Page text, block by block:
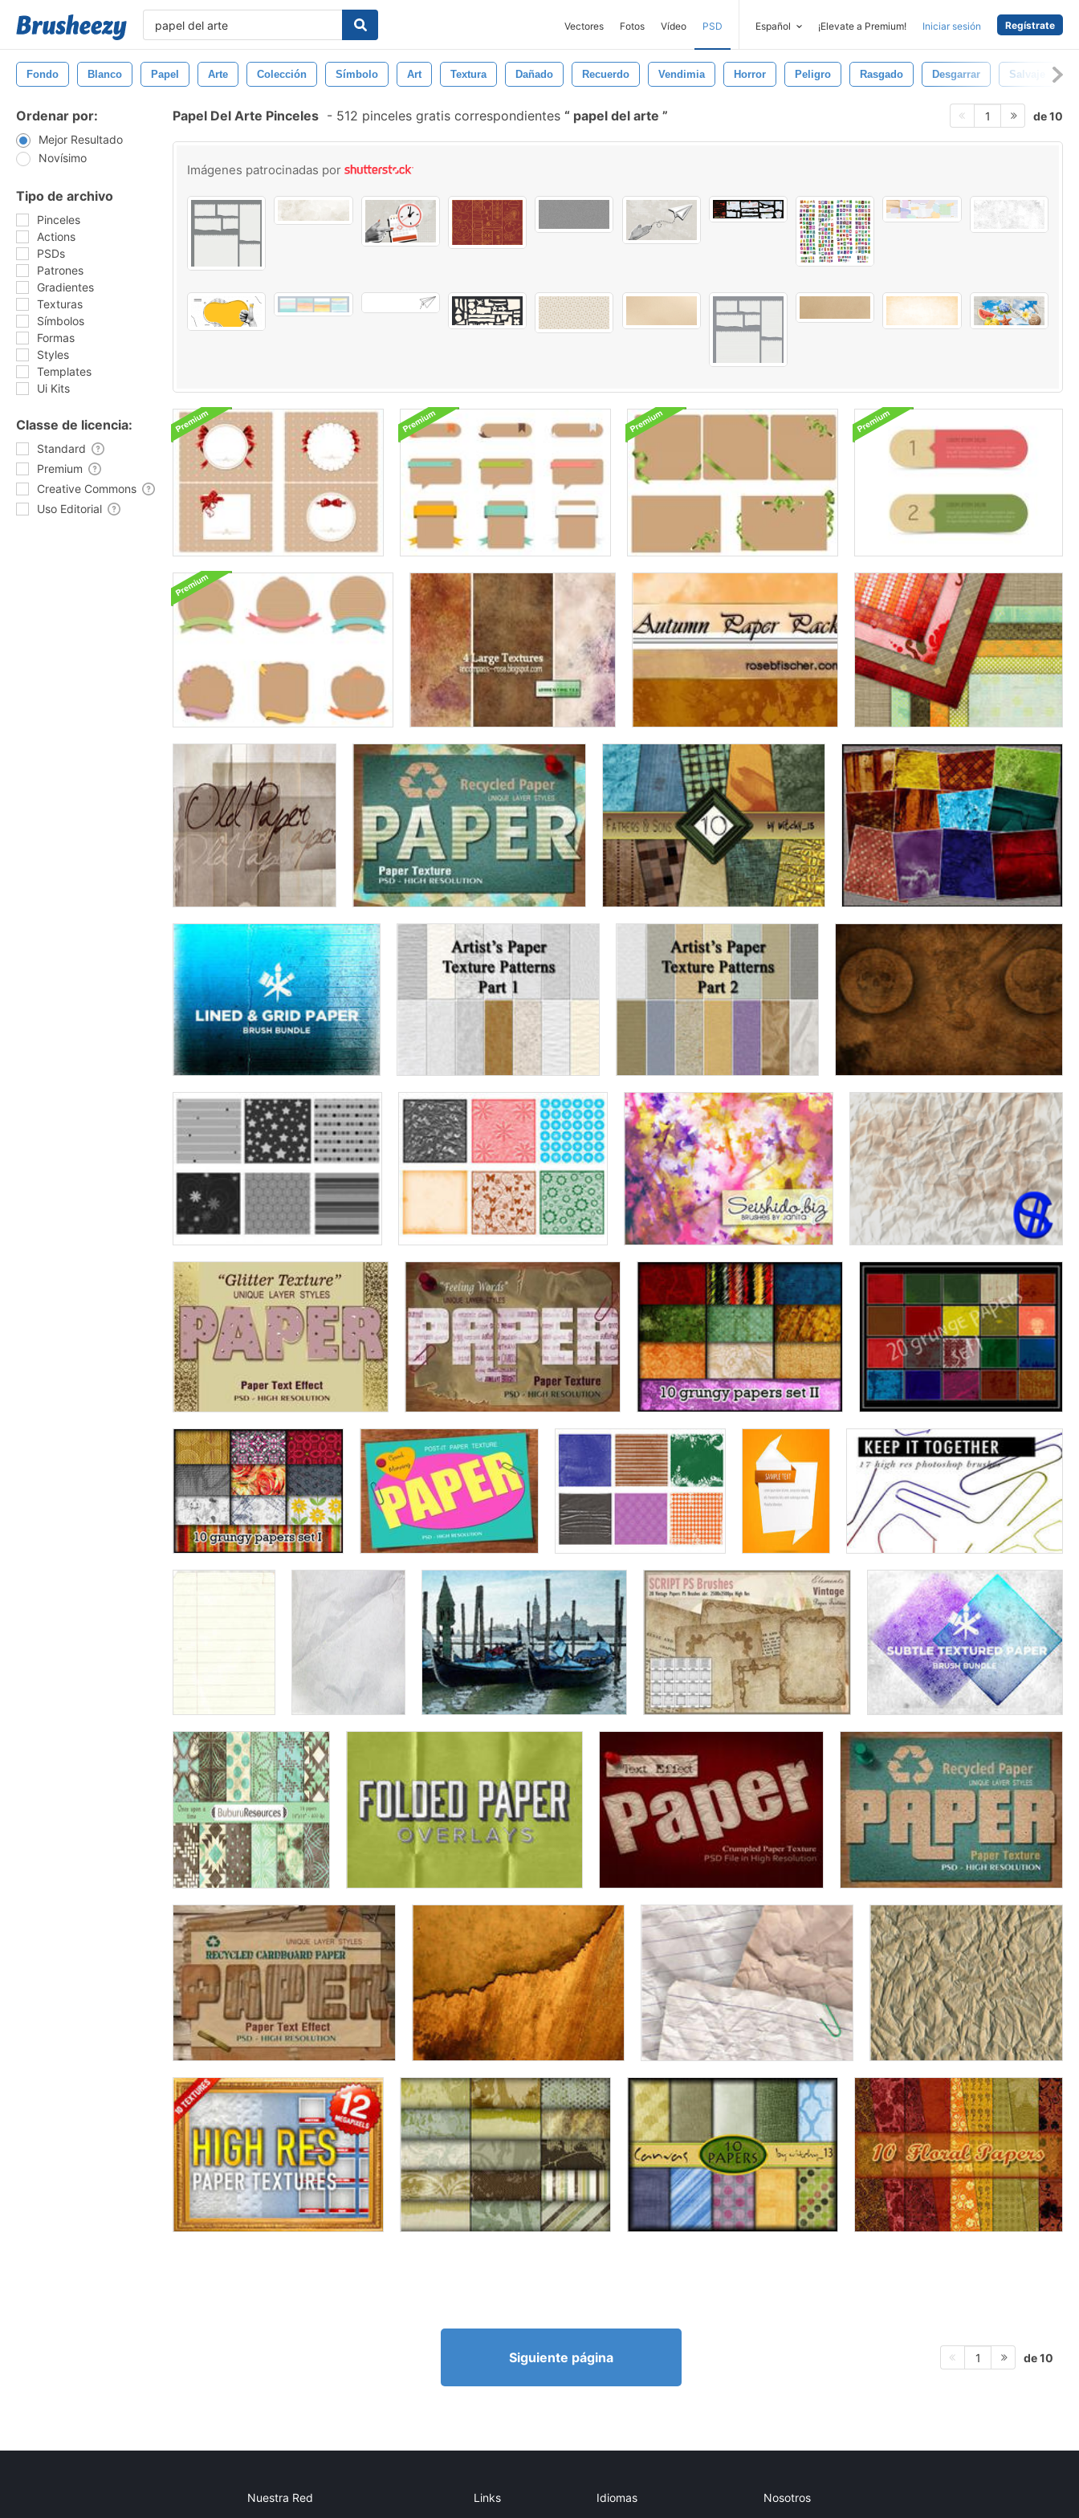
Vectores Fotos Vídeo PSD Español ¡Elevate a Premium! Iniciar sesión Regístrate
Fondo Blanco Papel Arte Colección Símbolo Art Textura Dañado Recuerdo Vendimia Horror Peligro Rasgado Desgarrar Salvaje
Ordenar por:
Mejor Resultado
Novísimo
Tipo de archivo
Pinceles
Actions
PSDs
Patrones
Gradientes
Texturas
Símbolos
Formas
Styles
Templates
Ui Kits
Classe de licencia:
Standard
Premium
Creative Commons
Uso Editorial
Papel Del Arte Pinceles - 512 pinceles gratis correspondientes papel del arte 1 de 10
Imágenes patrocinadas por
Siguiente página 1 de 10
Nuestra Red Links Idiomas Nosotros